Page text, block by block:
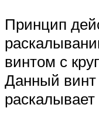
Принцип
винтом с
Данный винт
раскалывает